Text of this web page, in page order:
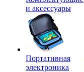
и аксессуары
Портативная
электроника